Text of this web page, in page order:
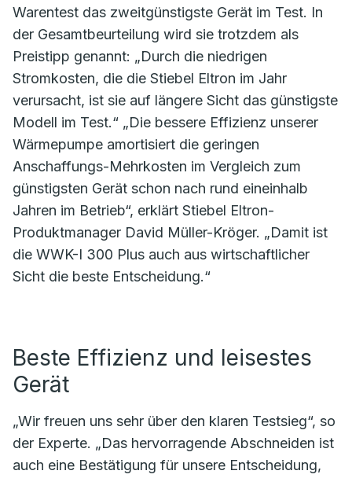
Warentest das zweitgünstigste Gerät im Test. In
der Gesamtbeurteilung wird sie trotzdem als
Preistipp genannt: „Durch die niedrigen
Stromkosten, die die Stiebel Eltron im Jahr
verursacht, ist sie auf längere Sicht das günstigste
Modell im Test.“ „Die bessere Effizienz unserer
Wärmepumpe amortisiert die geringen
Anschaffungs-Mehrkosten im Vergleich zum
günstigsten Gerät schon nach rund eineinhalb
Jahren im Betrieb“, erklärt Stiebel Eltron-
Produktmanager David Müller-Kröger. „Damit ist
die WWK-I 300 Plus auch aus wirtschaftlicher
Sicht die beste Entscheidung.“
Beste Effizienz und leisestes
Gerät
„Wir freuen uns sehr über den klaren Testsieg“, so
der Experte. „Das hervorragende Abschneiden ist
auch eine Bestätigung für unsere Entscheidung,